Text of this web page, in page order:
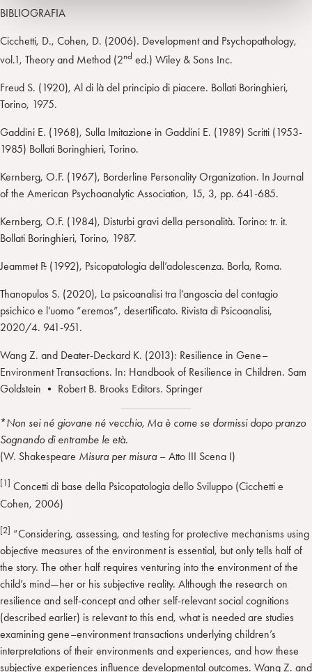
BIBLIOGRAFIA
Cicchetti, D., Cohen, D. (2006). Development and Psychopathology,
vol.1, Theory and Method (2nd ed.) Wiley & Sons Inc.
Freud S. (1920), Al di là del principio di piacere. Bollati Boringhieri,
Torino, 1975.
Gaddini E. (1968), Sulla Imitazione in Gaddini E. (1989) Scritti (1953-
1985) Bollati Boringhieri, Torino.
Kernberg, O.F. (1967), Borderline Personality Organization. In Journal
of the American Psychoanalytic Association, 15, 3, pp. 641-685.
Kernberg, O.F. (1984), Disturbi gravi della personalità. Torino: tr. it.
Bollati Boringhieri, Torino, 1987.
Jeammet P. (1992), Psicopatologia dell’adolescenza. Borla, Roma.
Thanopulos S. (2020), La psicoanalisi tra l’angoscia del contagio
psichico e l’uomo “eremos”, desertificato. Rivista di Psicoanalisi,
2020/4. 941-951.
Wang Z. and Deater-Deckard K. (2013): Resilience in Gene–
Environment Transactions. In: Handbook of Resilience in Children. Sam
Goldstein • Robert B. Brooks Editors. Springer
*Non sei né giovane né vecchio, Ma è come se dormissi dopo pranzo
Sognando di entrambe le età.
(W. Shakespeare Misura per misura– Atto III Scena I)
[1] Concetti di base della Psicopatologia dello Sviluppo (Cicchetti e
Cohen, 2006)
[2] “Considering, assessing, and testing for protective mechanisms using
objective measures of the environment is essential, but only tells half of
the story. The other half requires venturing into the environment of the
child’s mind—her or his subjective reality. Although the research on
resilience and self-concept and other self-relevant social cognitions
(described earlier) is relevant to this end, what is needed are studies
examining gene–environment transactions underlying children’s
interpretations of their environments and experiences, and how these
subjective experiences influence developmental outcomes. Wang Z. and